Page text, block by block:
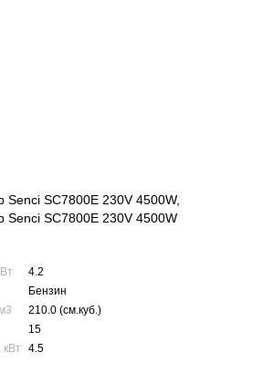
Senci SC7800E 230V 4500W,
Senci SC7800E 230V 4500W
4.2
Бензин
210.0 (см.куб.)
15
кВт
4.5